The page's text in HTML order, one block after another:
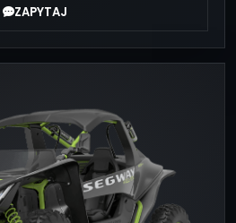
ZAPYTAJ